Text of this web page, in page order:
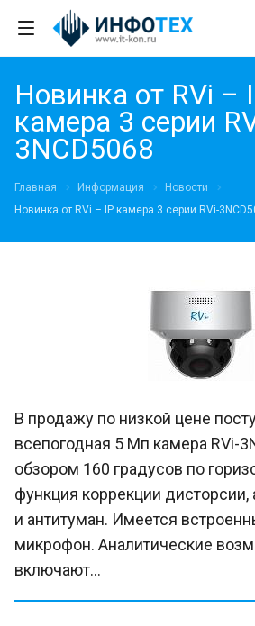
Новинка от RVi –
камера 3 серии
3NCD5068
Главная Информация
Новости
Новинка от RVi – IP камера 3 серии RVi-
В продажу по низкой цене
всепогодная 5 Мп камера RVi-
обзором 160 градусов по
функция коррекции дисторсии,
и антитуман. Имеется
микрофон. Аналитические
включают...